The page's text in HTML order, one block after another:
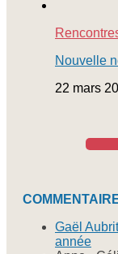
Nouvelle
22 mars
Gaël Aubrit
année